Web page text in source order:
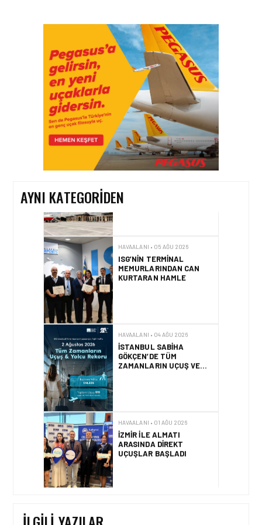
AYNI KATEGORIDEN
HAVAALANI • 05 AĞU 2026
İSTANBUL VALI
YARDIMCISI BEKIR
DINKIRCI’DEN KONTROL
KULESI’NE ZIYARET
HAVAALANI • 05 AĞU 2026
TASARIMDAN GERÇEĞE:
ANKARA HAVALIMANI
DEVLET KONUKEVI
KURTARAN HAMLE
ZAMANLARIN UÇUŞ VE
YOLCU REKORU KIRILDI
UÇUŞLAR BAŞLADI